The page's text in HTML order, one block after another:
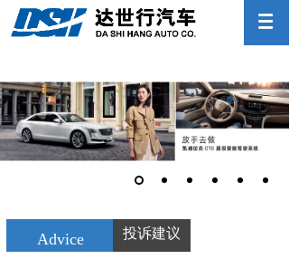
&
Advice 投诉建议